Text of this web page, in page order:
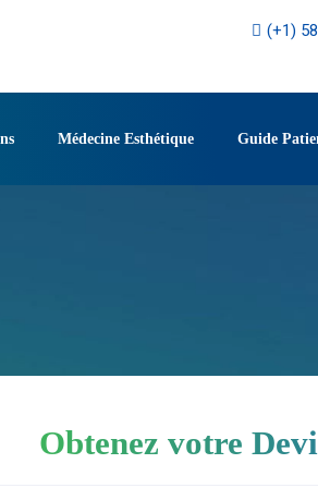
(+1)
Médecine Esthétique Guide
Obtenez votre